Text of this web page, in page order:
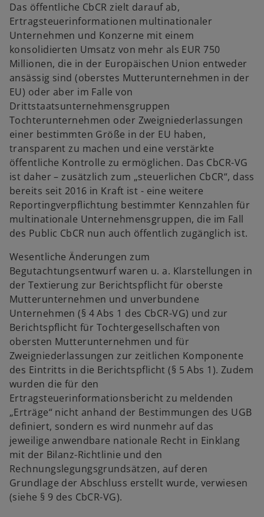
Das öffentliche CbCR zielt darauf ab,
Ertragsteuerinformationen multinationaler
Unternehmen und Konzerne mit einem
konsolidierten Umsatz von mehr als EUR 750
Millionen, die in der Europäischen Union entweder
ansässig sind (oberstes Mutterunternehmen in der
EU) oder aber im Falle von
Drittstaatsunternehmensgruppen
Tochterunternehmen oder Zweigniederlassungen
einer bestimmten Größe in der EU haben,
transparent zu machen und eine verstärkte
öffentliche Kontrolle zu ermöglichen. Das CbCR-VG
ist daher – zusätzlich zum „steuerlichen CbCR“, dass
bereits seit 2016 in Kraft ist - eine weitere
Reportingverpflichtung bestimmter Kennzahlen für
multinationale Unternehmensgruppen, die im Fall
des Public CbCR nun auch öffentlich zugänglich ist.
Wesentliche Änderungen zum
Begutachtungsentwurf waren u. a. Klarstellungen in
der Textierung zur Berichtspflicht für oberste
Mutterunternehmen und unverbundene
Unternehmen (§ 4 Abs 1 des CbCR-VG) und zur
Berichtspflicht für Tochtergesellschaften von
obersten Mutterunternehmen und für
Zweigniederlassungen zur zeitlichen Komponente
des Eintritts in die Berichtspflicht (§ 5 Abs 1). Zudem
wurden die für den
Ertragsteuerinformationsbericht zu meldenden
„Erträge“ nicht anhand der Bestimmungen des UGB
definiert, sondern es wird nunmehr auf das
jeweilige anwendbare nationale Recht in Einklang
mit der Bilanz-Richtlinie und den
Rechnungslegungsgrundsätzen, auf deren
Grundlage der Abschluss erstellt wurde, verwiesen
(siehe § 9 des CbCR-VG).